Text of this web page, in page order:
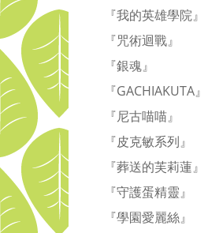
『我的英雄學院』
『咒術迴戰』
『銀魂』
『GACHIAKUTA』
『尼古喵喵』
『皮克敏系列』
『葬送的芙莉蓮』
『守護蛋精靈』
『學園愛麗絲』